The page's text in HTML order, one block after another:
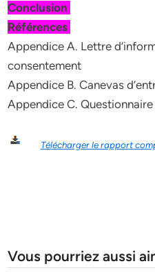
Conclusion
Références
Appendice A. Lettre
consentement
Appendice B. Canevas
Appendice C.
Télécharger le rapport
Vous pourriez aussi